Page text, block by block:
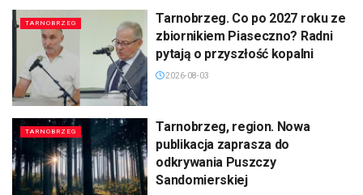
TARNOBRZEG
Tarnobrzeg. Co po 2027 roku ze
zbiornikiem Piaseczno? Radni
pytają o przyszłość kopalni
2026-08-03
TARNOBRZEG
Tarnobrzeg, region. Nowa
publikacja zaprasza do
odkrywania Puszczy
Sandomierskiej